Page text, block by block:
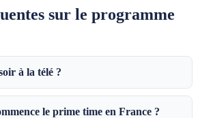
sur le programme
à la télé ?
le prime time en France ?